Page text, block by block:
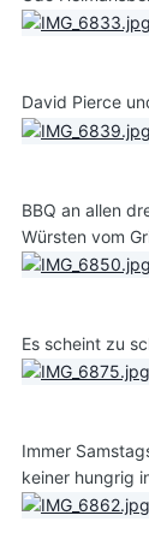
David Pierce
BBQ an allen
Würsten vom
Es scheint zu
Immer
keiner hungrig